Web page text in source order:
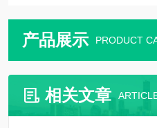
产品展示 PRODUCT
相关文章